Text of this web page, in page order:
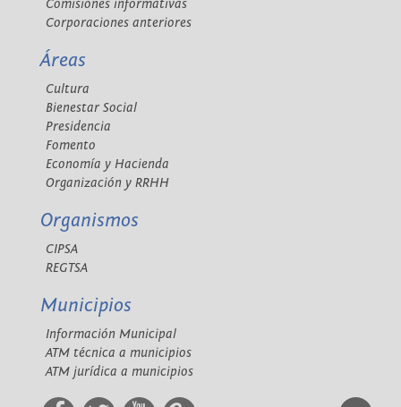
Comisiones informativas
Corporaciones anteriores
Áreas
Cultura
Bienestar Social
Presidencia
Fomento
Economía y Hacienda
Organización y RRHH
Organismos
CIPSA
REGTSA
Municipios
Información Municipal
ATM técnica a municipios
ATM jurídica a municipios